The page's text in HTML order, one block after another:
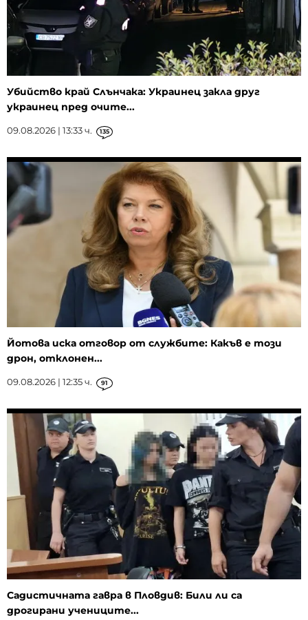
Убийство край Слънчака: Украинец закла друг
украинец пред очите...
09.08.2026 | 13:33 ч. 135
Йотова иска отговор от службите: Какъв е този
дрон, отклонен...
09.08.2026 | 12:35 ч. 91
Садистичната гавра в Пловдив: Били ли са
дрогирани учениците...